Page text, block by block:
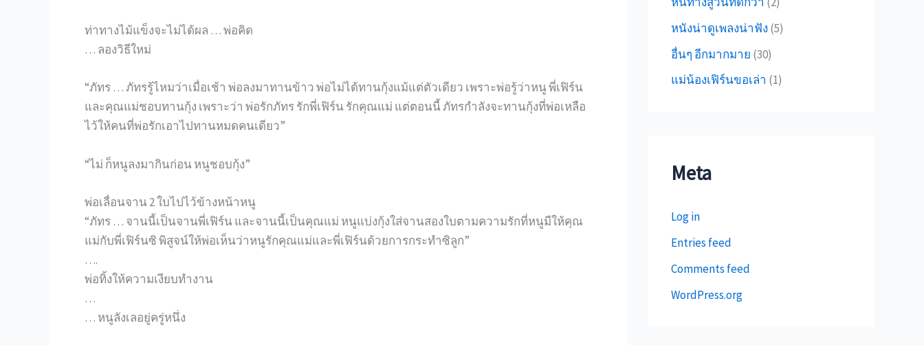
ท่าทางไม้แข็งจะไม่ได้ผล … พ่อคิด
… ลองวิธีใหม่
“ภัทร … ภัทรรู้ไหมว่าเมื่อเช้า พ่อลงมาทานข้าว พ่อไม่ได้ทานกุ้งแม้แต่ตัวเดียว เพราะพ่อรู้ว่าหนู พี่เฟิร์น
และคุณแม่ชอบทานกุ้ง เพราะว่า พ่อรักภัทร รักพี่เฟิร์น รักคุณแม่ แต่ตอนนี้ ภัทรกำลังจะทานกุ้งที่พ่อเหลือ
ไว้ให้คนที่พ่อรักเอาไปทานหมดคนเดียว”
“ไม่ ก็หนูลงมากินก่อน หนูชอบกุ้ง”
พ่อเลื่อนจาน 2 ใบไปไว้ข้างหน้าหนู
“ภัทร … จานนี้เป็นจานพี่เฟิร์น และจานนี้เป็นคุณแม่ หนูแบ่งกุ้งใส่จานสองใบตามความรักที่หนูมีให้คุณ
แม่กับพี่เฟิร์นซิ พิสูจน์ให้พ่อเห็นว่าหนูรักคุณแม่และพี่เฟิร์นด้วยการกระทำซิลูก”
….
พ่อทิ้งให้ความเงียบทำงาน
…
… หนูลังเลอยู่ครู่หนึ่ง
หนังน่าดูเพลงน่าฟัง (5)
อื่นๆ อีกมากมาย (30)
แม่น้องเฟิร์นขอเล่า (1)
Meta
Log in
Entries feed
Comments feed
WordPress.org